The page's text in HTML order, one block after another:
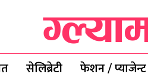
सेलिब्रेटी फेशन / प्याजेन्ट